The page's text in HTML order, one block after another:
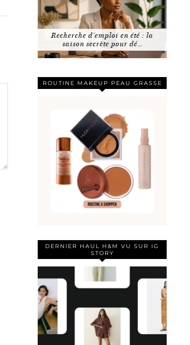
Recherche d’emploi en été : la
saison secrète pour dé…
ROUTINE MAKEUP PEAU GRASSE
DERNIER HAUL H&M VU SUR IG
STORY